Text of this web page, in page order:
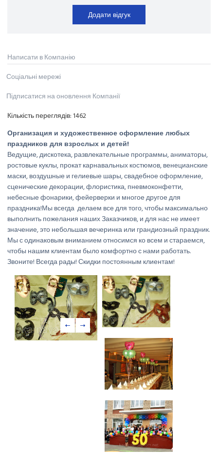
Додати відгук
Написати в Компанію
Соціальні мережі
Підписатися на оновлення Компанії
Кількість переглядів:1462
Организация и художественное оформление любых
праздников для взрослых и детей!
Ведущие, дискотека, развлекательные программы, аниматоры,
ростовые куклы, прокат карнавальных костюмов, венецианские
маски, воздушные и гелиевые шары, свадебное оформление,
сценические декорации, флористика, пневмоконфетти,
небесные фонарики, фейерверки и многое другое для
праздника!Мы всегда делаем все для того, чтобы максимально
выполнить пожелания наших Заказчиков, и для нас не имеет
значение, это небольшая вечеринка или грандиозный праздник.
Мы с одинаковым вниманием относимся ко всем и стараемся,
чтобы нашим клиентам было комфортно с нами работать.
Звоните! Всегда рады! Скидки постоянным клиентам!